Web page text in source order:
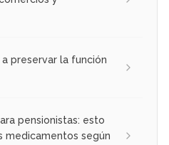
preservar la función
pensionistas: esto
medicamentos según